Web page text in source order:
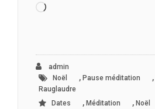
Chargement…
admin
Noël
, Pause méditation ,
Rauglaudre
Dates
, Méditation , Noël